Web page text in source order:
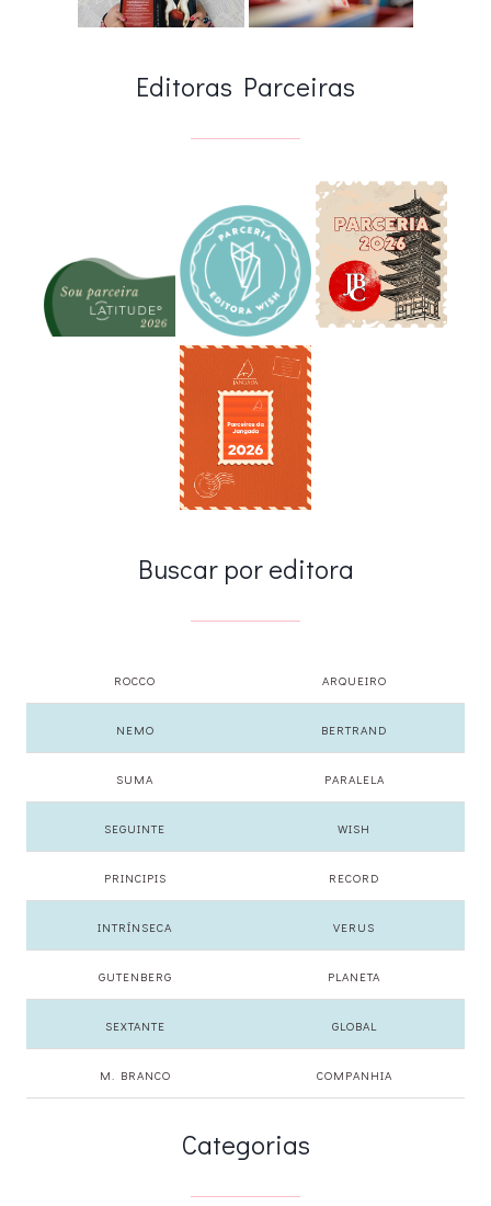
Editoras Parceiras
Buscar por editora
ROCCO ARQUEIRO
NEMO BERTRAND
SUMA PARALELA
SEGUINTE WISH
PRINCIPIS RECORD
INTRÍNSECA VERUS
GUTENBERG PLANETA
SEXTANTE GLOBAL
M. BRANCO COMPANHIA
Categorias